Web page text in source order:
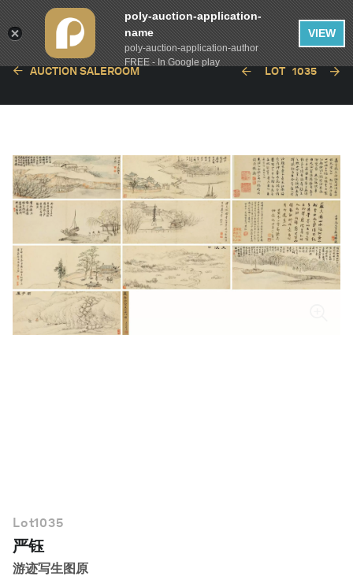
AUCTION SALEROOM LOT 1035
Lot1035
严钰
游迹写生图原
poly-auction-application-
name
poly-auction-application-author
FREE - In Google play
VIEW